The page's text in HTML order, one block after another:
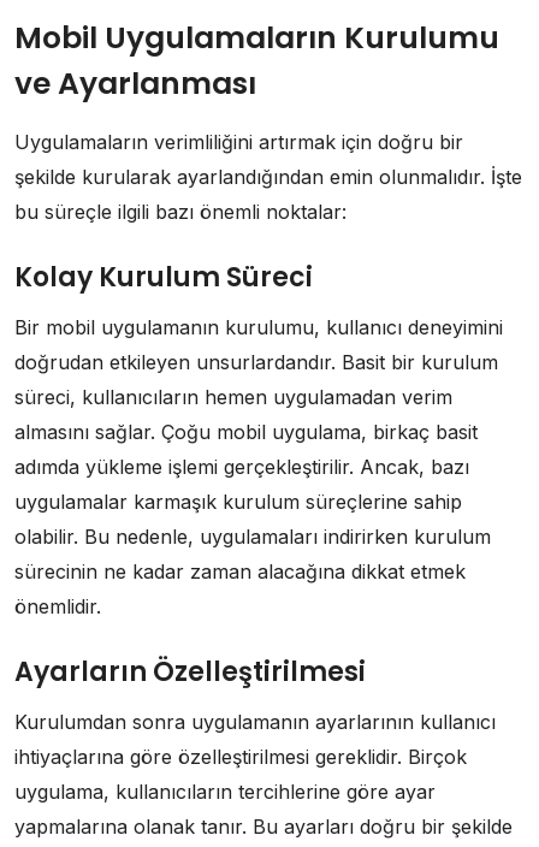
Mobil Uygulamaların Kurulumu
ve Ayarlanması
Uygulamaların verimliliğini artırmak için doğru bir
şekilde kurularak ayarlandığından emin olunmalıdır. İşte
bu süreçle ilgili bazı önemli noktalar:
Kolay Kurulum Süreci
Bir mobil uygulamanın kurulumu, kullanıcı deneyimini
doğrudan etkileyen unsurlardandır. Basit bir kurulum
süreci, kullanıcıların hemen uygulamadan verim
almasını sağlar. Çoğu mobil uygulama, birkaç basit
adımda yükleme işlemi gerçekleştirilir. Ancak, bazı
uygulamalar karmaşık kurulum süreçlerine sahip
olabilir. Bu nedenle, uygulamaları indirirken kurulum
sürecinin ne kadar zaman alacağına dikkat etmek
önemlidir.
Ayarların Özelleştirilmesi
Kurulumdan sonra uygulamanın ayarlarının kullanıcı
ihtiyaçlarına göre özelleştirilmesi gereklidir. Birçok
uygulama, kullanıcıların tercihlerine göre ayar
yapmalarına olanak tanır. Bu ayarları doğru bir şekilde